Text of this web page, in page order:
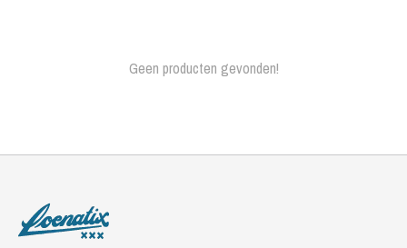
Geen producten gevonden!